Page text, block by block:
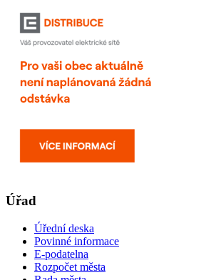
Úřad
Úřední deska
Povinné informace
E-podatelna
Rozpočet města